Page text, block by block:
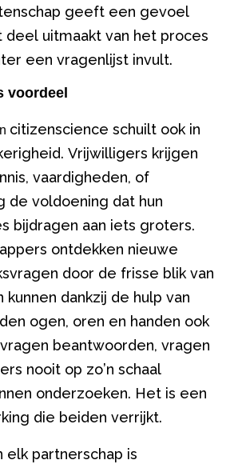
geeft een gevoel
deel uitmaakt van het proces
een vragenlijst invult.
voordeel
citizenscience schuilt ook in
Vrijwilligers krijgen
vaardigheden, of
de voldoening dat hun
bijdragen aan iets groters.
ontdekken nieuwe
door de frisse blik van
kunnen dankzij de hulp van
ogen, oren en handen ook
beantwoorden, vragen
nooit op zo’n schaal
onderzoeken. Het is een
die beiden verrijkt.
elk partnerschap is